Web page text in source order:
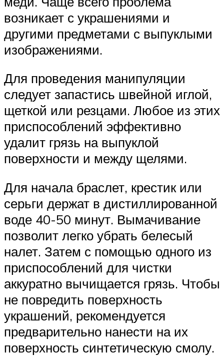
возникает с украшениями и
другими предметами с выпуклыми
изображениями.
Для проведения манипуляции
следует запастись швейной иглой,
щеткой или резцами. Любое из этих
приспособлений эффективно
удалит грязь на выпуклой
поверхности и между щелями.
Для начала браслет, крестик или
серьги держат в дистиллированной
воде 40-50 минут. Вымачивание
позволит легко убрать белесый
налет. Затем с помощью одного из
приспособлений для чистки
аккуратно вычищается грязь. Чтобы
не повредить поверхность
украшений, рекомендуется
предварительно нанести на их
поверхность синтетическую смолу.